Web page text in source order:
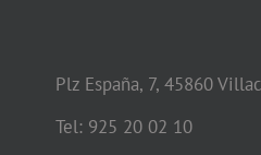
Plz España, 7, 45860
Tel: 925 20 02 10